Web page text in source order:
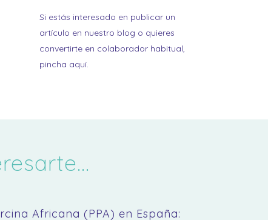
Si estás interesado en publicar un
artículo en nuestro blog o quieres
convertirte en colaborador habitual,
pincha aquí.
Africana (PPA) en España: